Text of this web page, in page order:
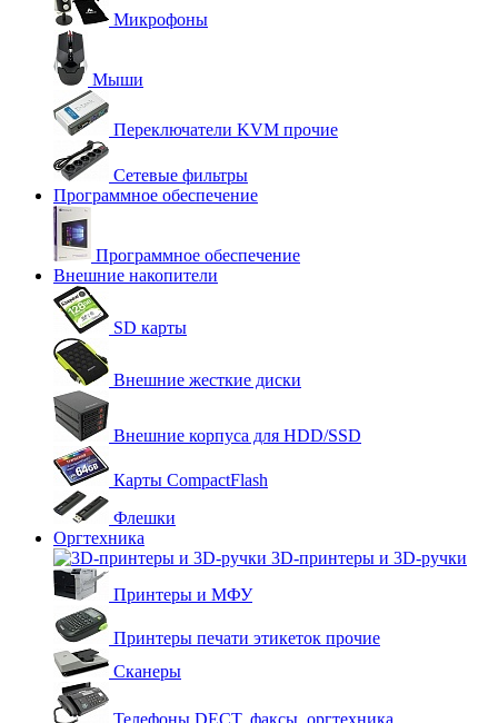
Микрофоны
Мыши
Переключатели KVM прочие
Сетевые фильтры
Программное обеспечение
Программное обеспечение
Внешние накопители
SD карты
Внешние жесткие диски
Внешние корпуса для HDD/SSD
Карты CompactFlash
Флешки
Оргтехника
3D-принтеры и 3D-ручки
Принтеры и МФУ
Принтеры печати этикеток прочие
Сканеры
Телефоны DECT, факсы, оргтехника